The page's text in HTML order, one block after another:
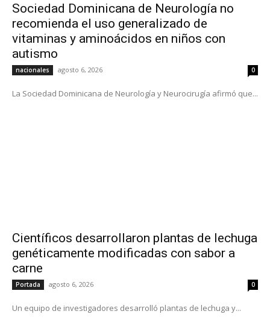
Sociedad Dominicana de Neurología no
recomienda el uso generalizado de
vitaminas y aminoácidos en niños con
autismo
nacionales agosto 6, 2026 0
La Sociedad Dominicana de Neurología y Neurocirugía afirmó que...
Científicos desarrollaron plantas de lechuga
genéticamente modificadas con sabor a
carne
Portada agosto 6, 2026 0
Un equipo de investigadores desarrolló plantas de lechuga y...